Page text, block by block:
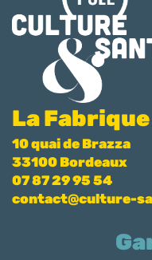
La
10 quai de Brazza
33100 Bordeaux
07 87 29 95 54
contact@culture-